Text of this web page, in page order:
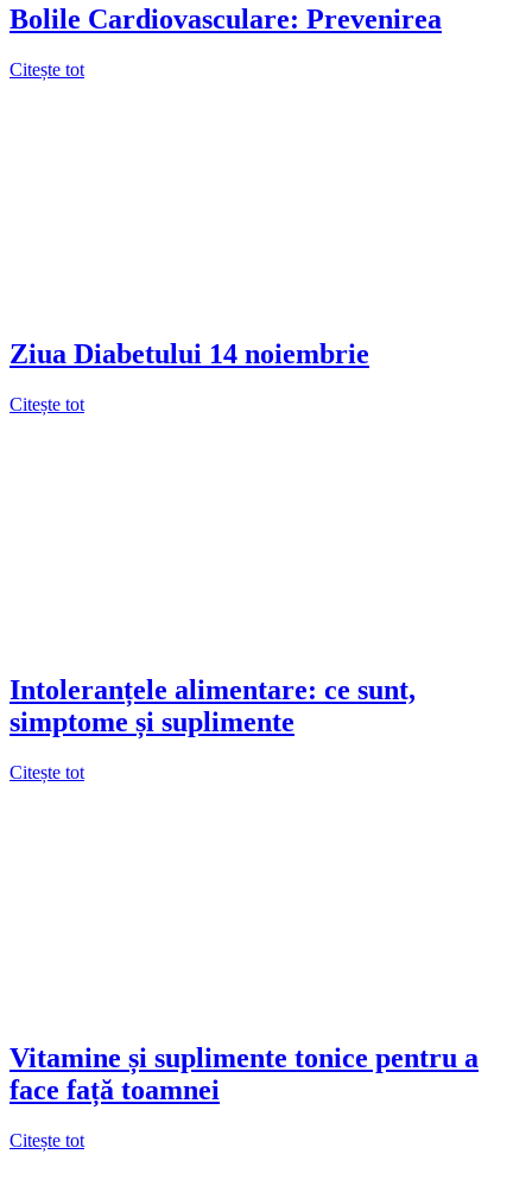
Bolile Cardiovasculare: Prevenirea
Citește tot
Ziua Diabetului 14 noiembrie
Citește tot
Intoleranțele alimentare: ce sunt,
simptome și suplimente
Citește tot
Vitamine și suplimente tonice pentru a
face față toamnei
Citește tot